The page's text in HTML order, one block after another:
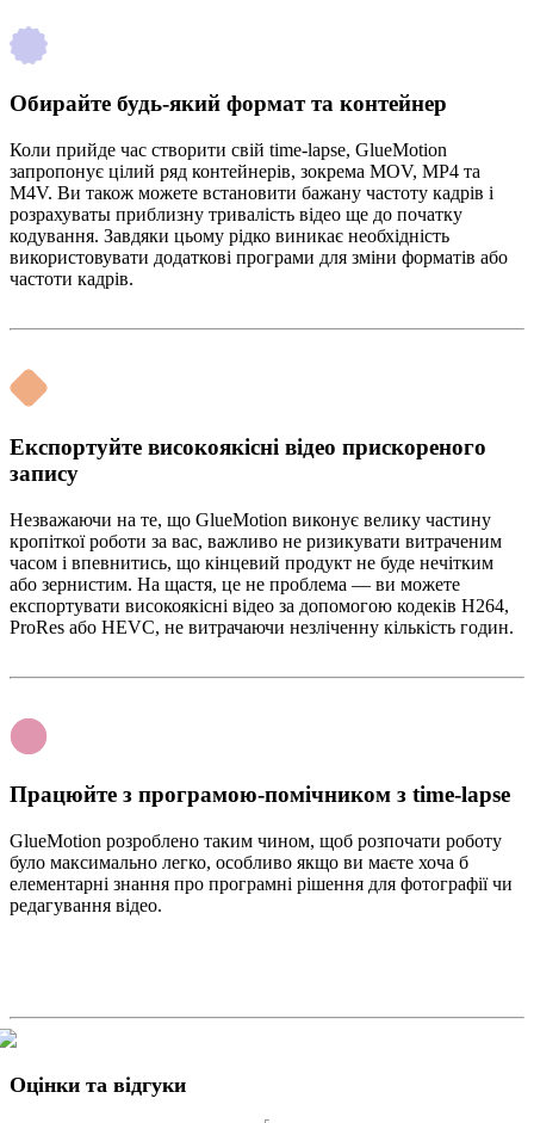
Обирайте будь-який формат та контейнер
Коли прийде час створити свій time-lapse, GlueMotion
запропонує цілий ряд контейнерів, зокрема MOV, MP4 та
M4V. Ви також можете встановити бажану частоту кадрів і
розрахуваты приблизну тривалість відео ще до початку
кодування. Завдяки цьому рідко виникає необхідність
використовувати додаткові програми для зміни форматів або
частоти кадрів.
Експортуйте високоякісні відео прискореного
запису
Незважаючи на те, що GlueMotion виконує велику частину
кропіткої роботи за вас, важливо не ризикувати витраченим
часом і впевнитись, що кінцевий продукт не буде нечітким
або зернистим. На щастя, це не проблема — ви можете
експортувати високоякісні відео за допомогою кодеків H264,
ProRes або HEVC, не витрачаючи незліченну кількість годин.
Працюйте з програмою-помічником з time-lapse
GlueMotion розроблено таким чином, щоб розпочати роботу
було максимально легко, особливо якщо ви маєте хоча б
елементарні знання про програмні рішення для фотографії чи
редагування відео.
Оцінки та відгуки